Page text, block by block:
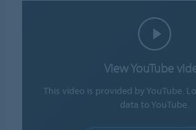
View YouTube
This video is provided by YouTube.
data to YouTube.